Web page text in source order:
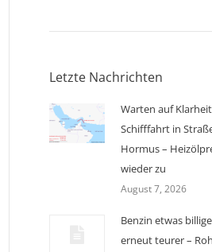
Letzte Nachrichten
Warten auf
Schifffahrt in
Hormus –
wieder zu
August 7, 2026
Benzin etwas
erneut teurer –